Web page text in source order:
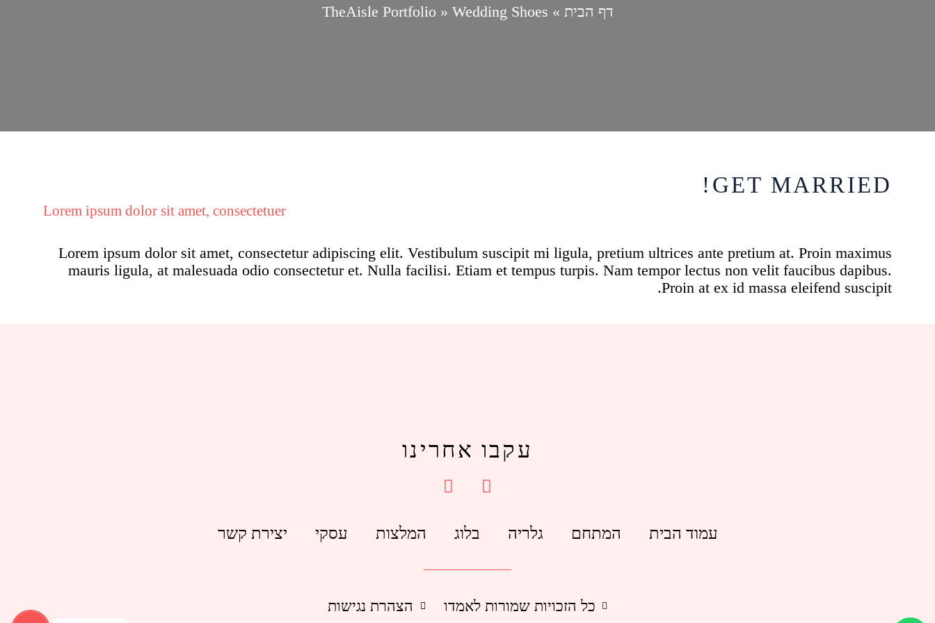
דף הבית »
TheAisle Portfolio » Wedding Shoes
GET MARRIED!
Lorem ipsum dolor sit amet, consectetuer
Lorem ipsum dolor sit amet, consectetur adipiscing elit. Vestibulum suscipit mi ligula, pretium ultrices ante pretium at. Proin maximus
mauris ligula, at malesuada odio consectetur et. Nulla facilisi. Etiam et tempus turpis. Nam tempor lectus non velit faucibus dapibus.
Proin at ex id massa eleifend suscipit.
עקבו אחרינו
עמוד הבית המתחם גלריה בלוג המלצות עסקי יצירת קשר
כל הזכויות שמורות לאמדו הצהרת נגישות